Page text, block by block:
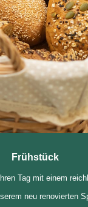
Frühstück
Tag mit einem
neu renovierten